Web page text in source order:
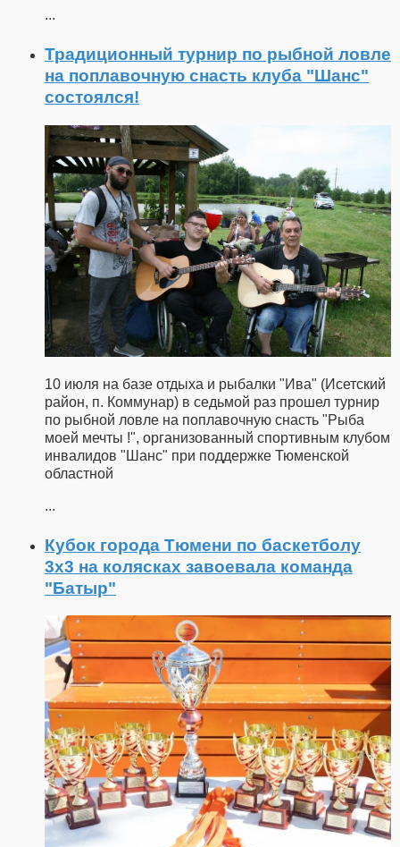
...
Традиционный турнир по рыбной ловле
на поплавочную снасть клуба "Шанс"
состоялся!
10 июля на базе отдыха и рыбалки "Ива" (Исетский
район, п. Коммунар) в седьмой раз прошел турнир
по рыбной ловле на поплавочную снасть "Рыба
моей мечты !", организованный спортивным клубом
инвалидов "Шанс" при поддержке Тюменской
областной
...
Кубок города Тюмени по баскетболу
3x3 на колясках завоевала команда
"Батыр"